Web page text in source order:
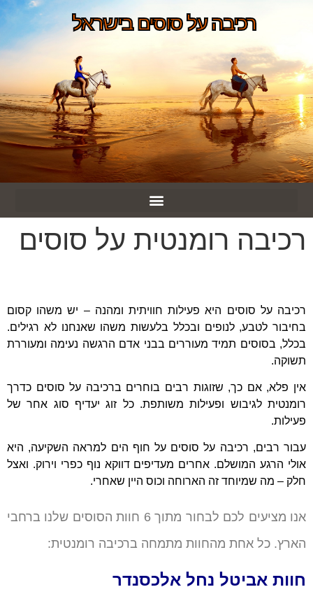
רכיבה על סוסים בישראל
רכיבה רומנטית על סוסים
רכיבה על סוסים היא פעילות חוויתית ומהנה – יש משהו קסום
בחיבור לטבע, לנופים ובכלל בלעשות משהו שאנחנו לא רגילים.
בכלל, בסוסים תמיד מעוררים בבני אדם הרגשה נעימה ומעוררת
תשוקה.
אין פלא, אם כך, שזוגות רבים בוחרים ברכיבה על סוסים כדרך
רומנטית לגיבוש ופעילות משותפת. כל זוג יעדיף סוג אחר של
פעילות.
עבור רבים, רכיבה על סוסים על חוף הים למראה השקיעה, היא
אולי הרגע המושלם. אחרים מעדיפים דווקא נוף כפרי וירוק. ואצל
חלק – מה שמיוחד זה הארוחה וכוס היין שאחרי.
אנו מציעים לכם לבחור מתוך 6 חוות הסוסים שלנו ברחבי
הארץ. כל אחת מהחוות מתמחה ברכיבה רומנטית:
חוות אביטל נחל אלכסנדר